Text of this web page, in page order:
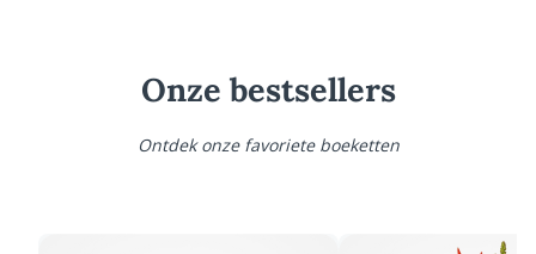
Onze bestsellers
Ontdek onze favoriete boeketten